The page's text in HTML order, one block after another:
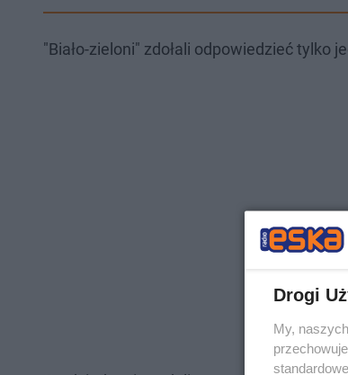
"Biało-zieloni" zdołali odpowiedzieć tylko
Drogi
My,